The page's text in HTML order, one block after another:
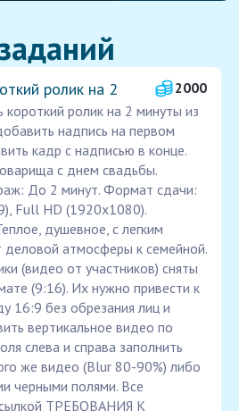
ролик на 2
2000
ролик на 2 минуты из
надпись на первом
кадр с надписью в конце.
с днем свадьбы.
До 2 минут. Формат сдачи:
Full HD (1920x1080).
душевное, с легким
атмосферы к семейной.
(видео от участников) сняты
(9:16). Их нужно привести к
16:9 без обрезания лиц и
вертикальное видео по
слева и справа заполнить
же видео (Blur 80-90%) либо
черными полями. Все
ТРЕБОВАНИЯ К